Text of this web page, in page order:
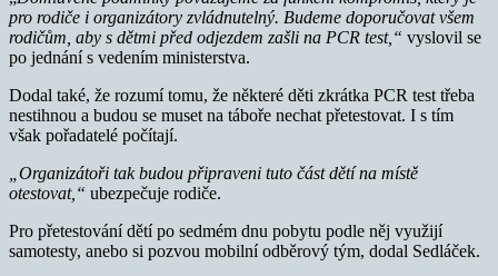
pro rodiče i organizátory zvládnutelný. Budeme doporučovat všem
rodičům, aby s dětmi před odjezdem zašli na PCR test,“ vyslovil se
po jednání s vedením ministerstva.
Dodal také, že rozumí tomu, že některé děti zkrátka PCR test třeba
nestihnou a budou se muset na táboře nechat přetestovat. I s tím
však pořadatelé počítají.
„Organizátoři tak budou připraveni tuto část dětí na místě
otestovat,“ ubezpečuje rodiče.
Pro přetestování dětí po sedmém dnu pobytu podle něj využijí
samotesty, anebo si pozvou mobilní odběrový tým, dodal Sedláček.